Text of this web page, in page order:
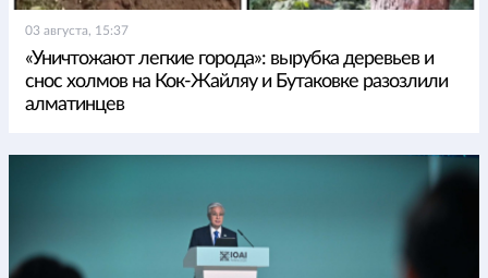
03 августа, 15:37
«Уничтожают легкие города»: вырубка деревьев и
снос холмов на Кок-Жайляу и Бутаковке разозлили
алматинцев